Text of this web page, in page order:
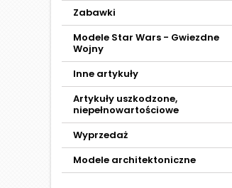
Zabawki
Modele Star Wars - Gwiezdne
Wojny
Inne artykuły
Artykuły uszkodzone,
niepełnowartościowe
Wyprzedaż
Modele architektoniczne